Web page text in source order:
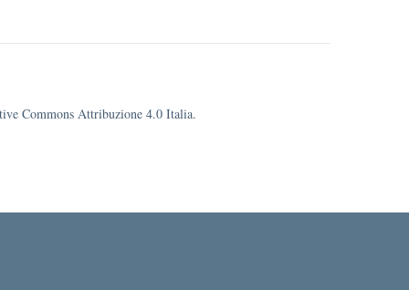
Commons Attribuzione 4.0 Italia.